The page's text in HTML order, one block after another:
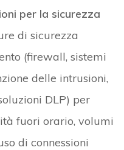
per la sicurezza
di sicurezza
(firewall, sistemi
delle intrusioni,
DLP) per
fuori orario, volumi
di connessioni